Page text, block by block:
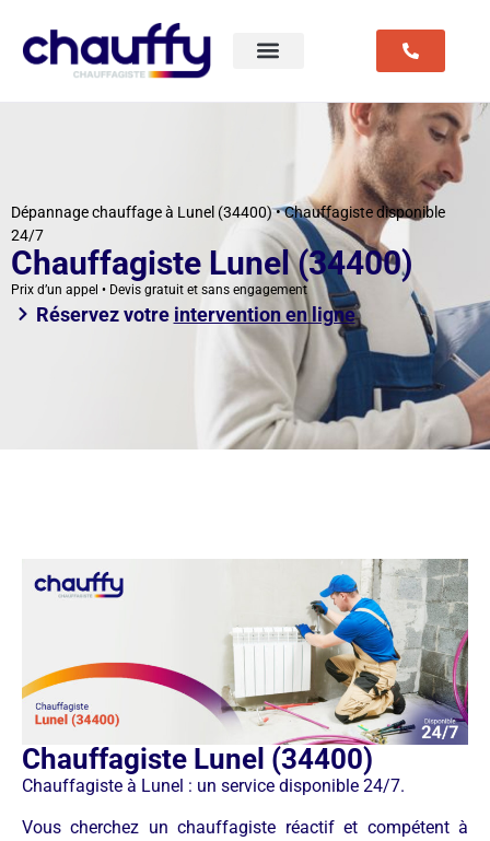
Dépannage chauffage à Lunel (34400) • Chauffagiste disponible
24/7
Chauffagiste Lunel (34400)
Prix d’un appel • Devis gratuit et sans engagement
Réservez votre intervention en ligne
Chauffagiste Lunel (34400)
Chauffagiste à Lunel : un service disponible 24/7.
Vous cherchez un chauffagiste réactif et compétent à